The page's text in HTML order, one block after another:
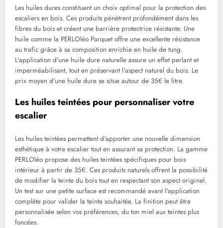
Les huiles dures constituent un choix optimal pour la protection des
escaliers en bois. Ces produits pénètrent profondément dans les
fibres du bois et créent une barrière protectrice résistante. Une
huile comme la PERLOléo Parquet offre une excellente résistance
au trafic grâce à sa composition enrichie en huile de tung.
L'application d'une huile dure naturelle assure un effet perlant et
imperméabilisant, tout en préservant l'aspect naturel du bois. Le
prix moyen d'une huile dure se situe autour de 35€ le litre.
Les huiles teintées pour personnaliser votre
escalier
Les huiles teintées permettent d'apporter une nouvelle dimension
esthétique à votre escalier tout en assurant sa protection. La gamme
PERLOléo propose des huiles teintées spécifiques pour bois
intérieur à partir de 35€. Ces produits naturels offrent la possibilité
de modifier la teinte du bois tout en respectant son aspect originel.
Un test sur une petite surface est recommandé avant l'application
complète pour valider la teinte souhaitée. La finition peut être
personnalisée selon vos préférences, du ton miel aux teintes plus
foncées.